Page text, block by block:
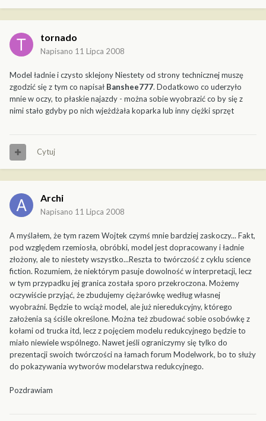
tornado
Napisano 11 Lipca 2008
Model ładnie i czysto sklejony Niestety od strony technicznej muszę
zgodzić się z tym co napisał Banshee777. Dodatkowo co uderzyło
mnie w oczy, to płaskie najazdy - można sobie wyobrazić co by się z
nimi stało gdyby po nich wjeżdżała koparka lub inny ciężki sprzęt
Cytuj
Archi
Napisano 11 Lipca 2008
A myślałem, że tym razem Wojtek czymś mnie bardziej zaskoczy... Fakt,
pod względem rzemiosła, obróbki, model jest dopracowany i ładnie
złożony, ale to niestety wszystko...Reszta to twórczość z cyklu science
fiction. Rozumiem, że niektórym pasuje dowolność w interpretacji, lecz
w tym przypadku jej granica została sporo przekroczona. Możemy
oczywiście przyjąć, że zbudujemy ciężarówkę według własnej
wyobraźni. Będzie to wciąż model, ale już nieredukcyjny, którego
założenia są ściśle określone. Można też zbudować sobie osobówkę z
kołami od trucka itd, lecz z pojęciem modelu redukcyjnego będzie to
miało niewiele wspólnego. Nawet jeśli ograniczymy się tylko do
prezentacji swoich twórczości na łamach forum Modelwork, bo to służy
do pokazywania wytworów modelarstwa redukcyjnego.
Pozdrawiam